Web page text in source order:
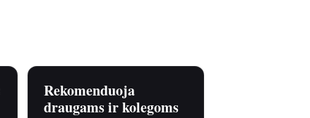
Rekomenduoja
draugams ir kolegoms